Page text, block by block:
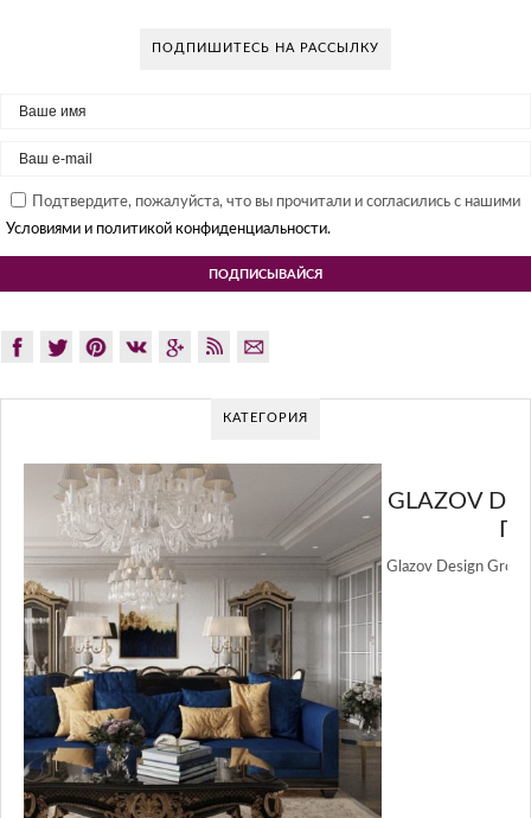
ПОДПИШИТЕСЬ НА РАССЫЛКУ
Подтвердите, пожалуйста, что вы прочитали и согласились с нашими
Условиями и политикой конфиденциальности.
КАТЕГОРИЯ